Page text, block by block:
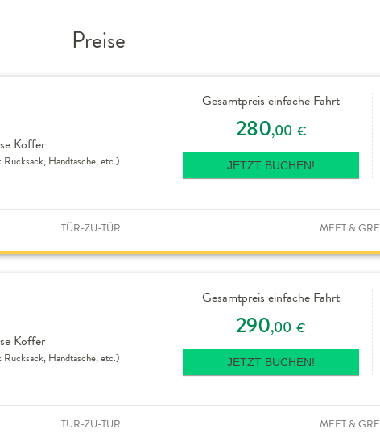
Preise
Koffer
Rucksack, Handtasche, etc.)
Gesamtpreis einfache Fahrt
280,00 €
JETZT BUCHEN!
TÜR-ZU-TÜR MEET &
Koffer
Rucksack, Handtasche, etc.)
Gesamtpreis einfache Fahrt
290,00 €
JETZT BUCHEN!
TÜR-ZU-TÜR MEET &